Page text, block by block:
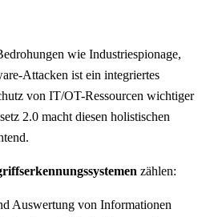
wie Industriespionage,
Attacken ist ein integriertes
von IT/OT-Ressourcen wichtiger
2.0 macht diesen holistischen
zählen:
Auswertung von Informationen